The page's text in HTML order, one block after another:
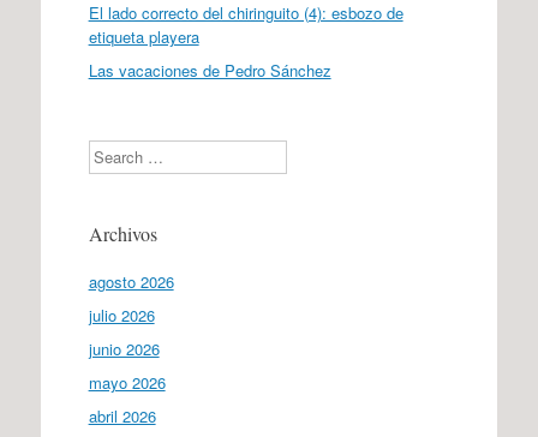
El lado correcto del chiringuito (4): esbozo de
etiqueta playera
Las vacaciones de Pedro Sánchez
Search
Archivos
agosto 2026
julio 2026
junio 2026
mayo 2026
abril 2026